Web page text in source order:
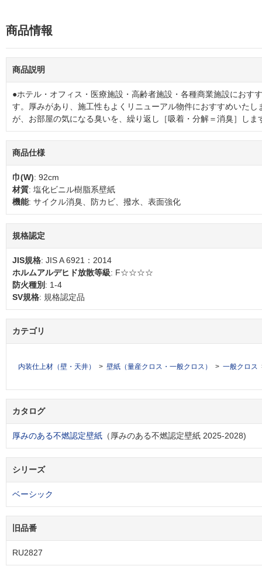
商品情報
商品説明
●ホテル・オフィス・医療施設・高齢者施設・各種商業施設におす
す。厚みがあり、施工性もよくリニューアル物件におすすめいたし
が、お部屋の気になる臭いを、繰り返し［吸着・分解＝消臭］しま
商品仕様
巾(W): 92cm
材質: 塩化ビニル樹脂系壁紙
機能: サイクル消臭、防カビ、撥水、表面強化
規格認定
JIS規格: JIS A 6921：2014
ホルムアルデヒド放散等級: F☆☆☆☆
防火種別 : 1-4
SV規格: 規格認定品
カテゴリ
内装仕上材（壁・天井） 壁紙（量産クロス・一般クロス） 一般クロス
カタログ
厚みのある不燃認定壁紙 （厚みのある不燃認定壁紙 2025-2028)
シリーズ
ベーシック
旧品番
RU2827